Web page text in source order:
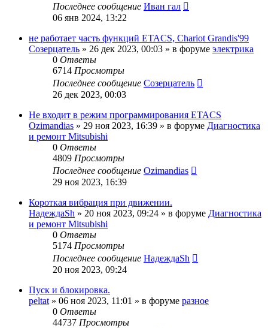
Последнее сообщение Иван гал
06 янв 2024, 13:22
не работает часть функций ETACS, Chariot Grandis'99
Созерцатель » 26 дек 2023, 00:03 » в форуме электрика
0 Ответы
6714 Просмотры
Последнее сообщение Созерцатель
26 дек 2023, 00:03
Не входит в режим программирования ETACS
Ozimandias » 29 ноя 2023, 16:39 » в форуме Диагностика
и ремонт Mitsubishi
0 Ответы
4809 Просмотры
Последнее сообщение Ozimandias
29 ноя 2023, 16:39
Короткая вибрация при движении.
НадеждаSh » 20 ноя 2023, 09:24 » в форуме Диагностика
и ремонт Mitsubishi
0 Ответы
5174 Просмотры
Последнее сообщение НадеждаSh
20 ноя 2023, 09:24
Пуск и блокировка.
peltat » 06 ноя 2023, 11:01 » в форуме разное
0 Ответы
44737 Просмотры